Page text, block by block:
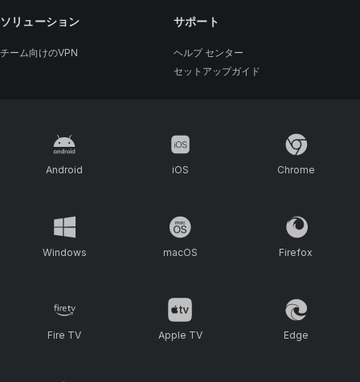
ソリューション
チーム向けのVPN
サポート
ヘルプ センター
セットアップガイド
Android iOS Chrome
Windows macOS Firefox
Fire TV Apple TV Edge